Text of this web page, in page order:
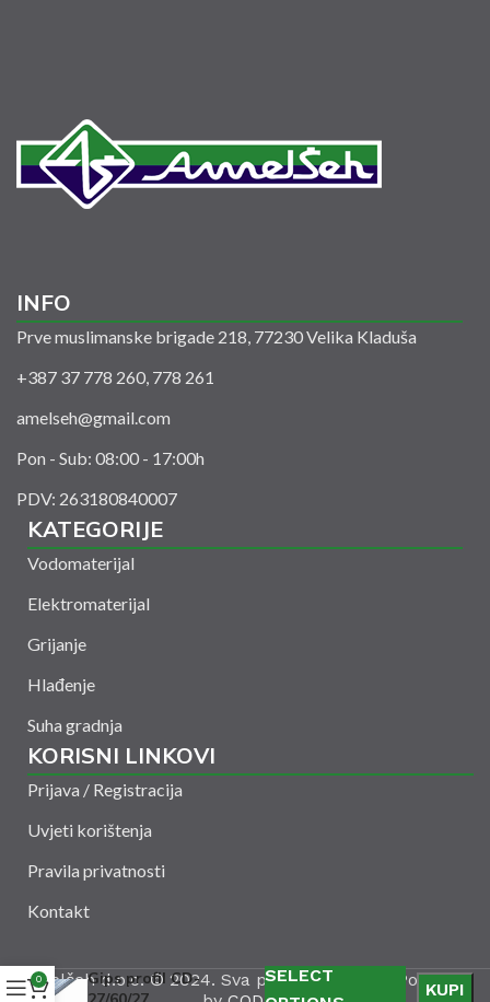
INFO
Prve muslimanske brigade 218, 77230 Velika Kladuša
+387 37 778 260, 778 261
amelseh@gmail.com
Pon - Sub: 08:00 - 17:00h
PDV: 263180840007
KATEGORIJE
Vodomaterijal
Elektromaterijal
Grijanje
Hlađenje
Suha gradnja
KORISNI LINKOVI
Prijava / Registracija
Uvjeti korištenja
Pravila privatnosti
Kontakt
Amelšeh d.o.o. © 2024. Sva prava zadržana. Powered
Gips profil CD-
SELECT
KUPI
0